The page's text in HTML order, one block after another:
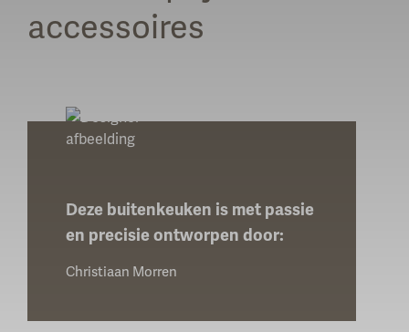
accessoires
Deze buitenkeuken is met passie
en precisie ontworpen door:
Christiaan Morren